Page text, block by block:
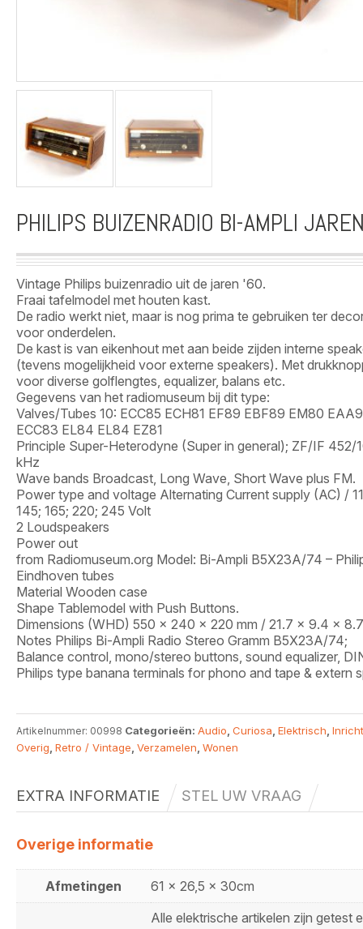
PHILIPS BUIZENRADIO BI-AMPLI
Vintage Philips buizenradio uit de jaren '60.
Fraai tafelmodel met houten kast.
De radio werkt niet, maar is nog prima te gebruiken ter
voor onderdelen.
De kast is van eikenhout met aan beide zijden interne
(tevens mogelijkheid voor externe speakers). Met
voor diverse golflengtes, equalizer, balans etc.
Gegevens van het radiomuseum bij dit type:
Valves/Tubes 10: ECC85 ECH81 EF89 EBF89 EM80
ECC83 EL84 EL84 EZ81
Principle Super-Heterodyne (Super in general); ZF/IF 452/
kHz
Wave bands Broadcast, Long Wave, Short Wave plus FM.
Power type and voltage Alternating Current supply (AC) /
145; 165; 220; 245 Volt
2 Loudspeakers
Power out
from Radiomuseum.org Model: Bi-Ampli B5X23A/74 –
Eindhoven tubes
Material Wooden case
Shape Tablemodel with Push Buttons.
Dimensions (WHD) 550 x 240 x 220 mm / 21.7 x 9.4 x
Notes Philips Bi-Ampli Radio Stereo Gramm B5X23A/74;
Balance control, mono/stereo buttons, sound equalizer,
Philips type banana terminals for phono and tape & extern
Artikelnummer: 00998 Categorieën: Audio, Curiosa, Elektrisch,
Overig, Retro / Vintage, Verzamelen, Wonen
EXTRA INFORMATIE STEL UW VRAAG
Overige informatie
Afmetingen
61 x 26,5 x 30cm
Alle elektrische artikelen zijn getest